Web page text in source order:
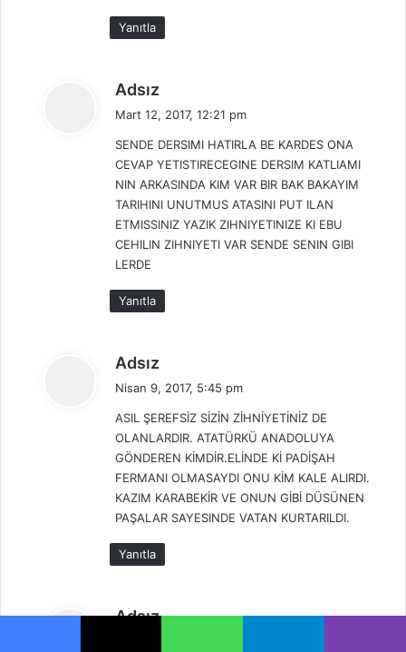
Yanıtla
Adsız
i
k
i
:
Mart 12, 2017, 12:21 pm
SENDE DERSIMI HATIRLA BE KARDES ONA
CEVAP YETISTIRECEGINE DERSIM KATLIAMI
NIN ARKASINDA KIM VAR BIR BAK BAKAYIM
TARIHINI UNUTMUS ATASINI PUT ILAN
ETMISSINIZ YAZIK ZIHNIYETINIZE KI EBU
CEHILIN ZIHNIYETI VAR SENDE SENIN GIBI
LERDE
Yanıtla
Adsız
i
k
i
:
Nisan 9, 2017, 5:45 pm
ASIL ŞEREFSİZ SİZİN ZİHNİYETİNİZ DE
OLANLARDIR. ATATÜRKÜ ANADOLUYA
GÖNDEREN KİMDİR.ELİNDE Kİ PADİŞAH
FERMANI OLMASAYDI ONU KİM KALE ALIRDI.
KAZIM KARABEKİR VE ONUN GİBİ DÜSÜNEN
PAŞALAR SAYESINDE VATAN KURTARILDI.
Yanıtla
Adsızd